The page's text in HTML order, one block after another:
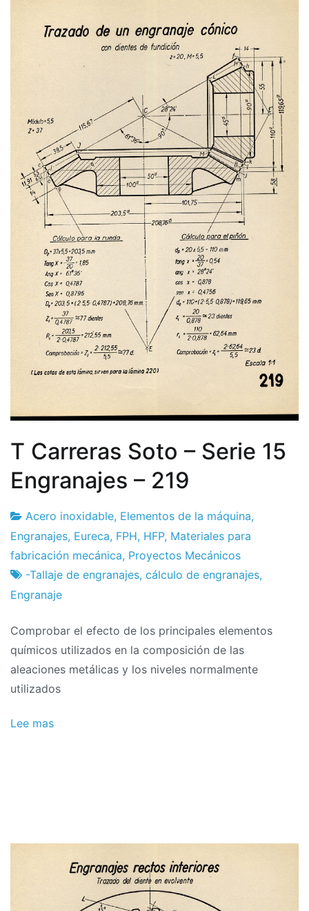
T Carreras Soto – Serie 15
Engranajes – 219
Fábrica
de
proyectos
25
de
febrero
de
Acero inoxidable, Elementos de la máquina,
Engranajes, Eureca, FPH, HFP, Materiales para
fabricación mecánica, Proyectos Mecánicos
-Tallaje de engranajes, cálculo de engranajes,
Engranaje
Comprobar el efecto de los principales elementos
químicos utilizados en la composición de las
aleaciones metálicas y los niveles normalmente
utilizados
Lee mas